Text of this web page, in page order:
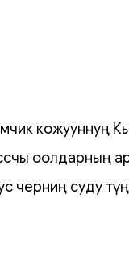
кожууннуң
оолдарның
черниң суду